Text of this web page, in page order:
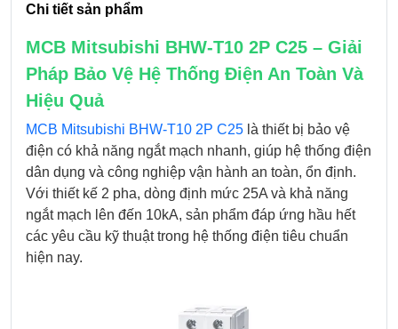
Chi tiết sản phẩm
MCB Mitsubishi BHW-T10 2P C25 – Giải
Pháp Bảo Vệ Hệ Thống Điện An Toàn Và
Hiệu Quả
MCB Mitsubishi BHW-T10 2P C25 là thiết bị bảo vệ
điện có khả năng ngắt mạch nhanh, giúp hệ thống điện
dân dụng và công nghiệp vận hành an toàn, ổn định.
Với thiết kế 2 pha, dòng định mức 25A và khả năng
ngắt mạch lên đến 10kA, sản phẩm đáp ứng hầu hết
các yêu cầu kỹ thuật trong hệ thống điện tiêu chuẩn
hiện nay.